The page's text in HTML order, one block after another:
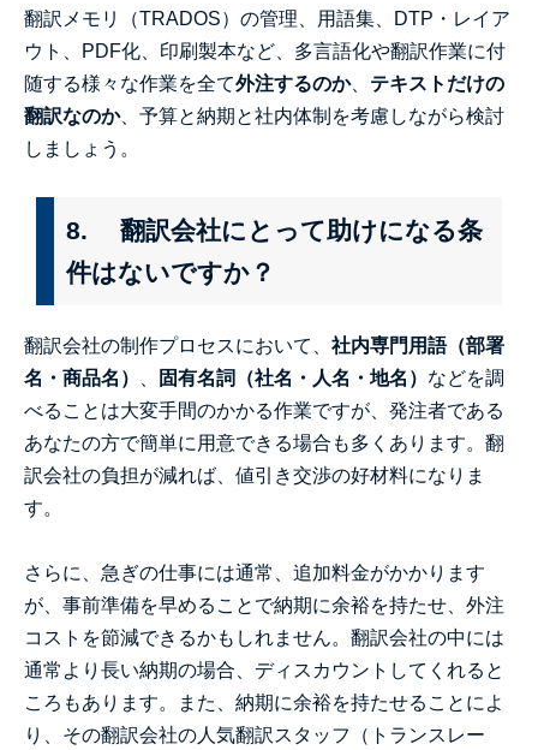
翻訳メモリ（TRADOS）の管理、用語集、DTP・レイア
ウト、PDF化、印刷製本など、多言語化や翻訳作業に付
随する様々な作業を全て外注するのか、 テキストだけの
翻訳なのか、予算と納期と社内体制を考慮しながら検討
しましょう。
8. 翻訳会社にとって助けになる条
件はないですか？
翻訳会社の制作プロセスにおいて、 社内専門用語（部署
名・商品名）
固有名詞（社名・人名・地名） などを調
べることは大変手間のかかる作業ですが、発注者である
あなたの方で簡単に用意できる場合も多くあります。翻
訳会社の負担が減れば、値引き交渉の好材料になりま
す。
さらに、急ぎの仕事には通常、追加料金がかかります
が、事前準備を早めることで納期に余裕を持たせ、外注
コストを節減できるかもしれません。翻訳会社の中には
通常より長い納期の場合、ディスカウントしてくれると
ころもあります。また、納期に余裕を持たせることによ
り、その翻訳会社の人気翻訳スタッフ（トランスレー